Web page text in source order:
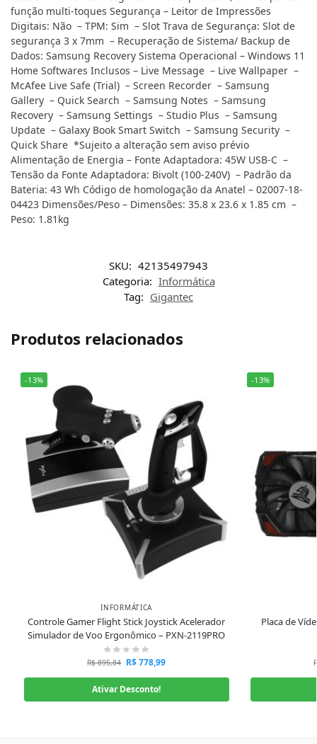
função multi-toques Segurança – Leitor de Impressões
Digitais: Não – TPM: Sim – Slot Trava de Segurança: Slot de
segurança 3 x 7mm – Recuperação de Sistema/ Backup de
Dados: Samsung Recovery Sistema Operacional – Windows 11
Home Softwares Inclusos – Live Message – Live Wallpaper –
McAfee Live Safe (Trial) – Screen Recorder – Samsung
Gallery – Quick Search – Samsung Notes – Samsung
Recovery – Samsung Settings – Studio Plus – Samsung
Update – Galaxy Book Smart Switch – Samsung Security –
Quick Share *Sujeito a alteração sem aviso prévio
Alimentação de Energia – Fonte Adaptadora: 45W USB-C –
Tensão da Fonte Adaptadora: Bivolt (100-240V) – Padrão da
Bateria: 43 Wh Código de homologação da Anatel – 02007-18-
04423 Dimensões/Peso – Dimensões: 35.8 x 23.6 x 1.85 cm –
Peso: 1.81kg
SKU: 42135497943
Categoria: Informática
Tag: Gigantec
Produtos relacionados
-13%
INFORMÁTICA
Controle Gamer Flight Stick Joystick Acelerador
Simulador de Voo Ergonômico – PXN-2119PRO
R$895,84 R$778,99
Ativar Desconto!
-13%
Placa de